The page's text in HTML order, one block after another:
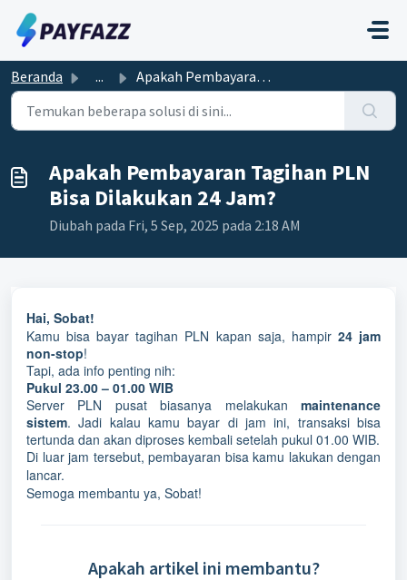
Lewatkan ke konten utama
Beranda ... Apakah Pembayaran Tagihan PLN Bisa Dilakukan 24 Jam?
Apakah Pembayaran Tagihan PLN
Bisa Dilakukan 24 Jam?
Diubah pada Fri, 5 Sep, 2025 pada 2:18 AM
Hai, Sobat!
Kamu bisa bayar tagihan PLN kapan saja, hampir 24 jam
non-stop!
Tapi, ada info penting nih:
Pukul 23.00 – 01.00 WIB
Server PLN pusat biasanya melakukan maintenance
sistem. Jadi kalau kamu bayar di jam ini, transaksi bisa
tertunda dan akan diproses kembali setelah pukul 01.00 WIB.
Di luar jam tersebut, pembayaran bisa kamu lakukan dengan
lancar.
Semoga membantu ya, Sobat!
Apakah artikel ini membantu?